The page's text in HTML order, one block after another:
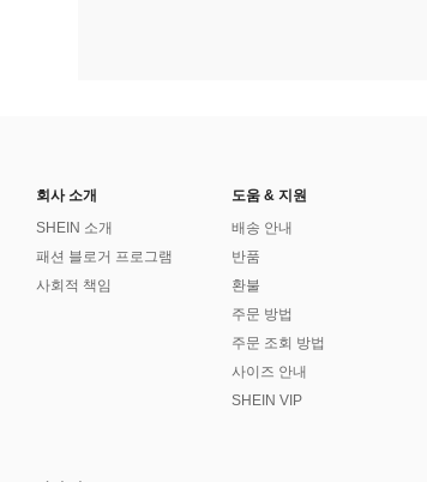
회사 소개
SHEIN 소개
패션 블로거 프로그램
사회적 책임
도움 & 지원
배송 안내
반품
환불
주문 방법
주문 조회 방법
사이즈 안내
SHEIN VIP